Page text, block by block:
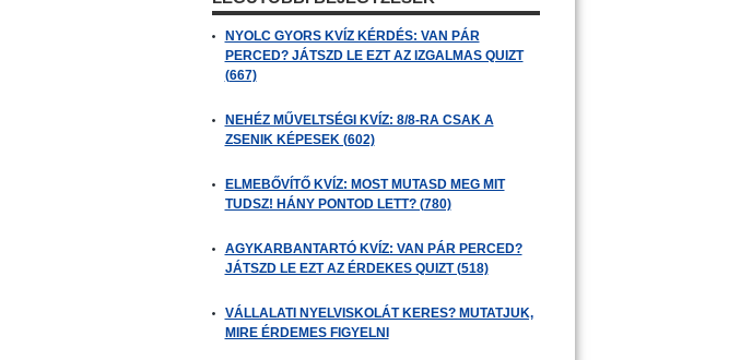
NYOLC GYORS KVÍZ KÉRDÉS: VAN PÁR
PERCED? JÁTSZD LE EZT AZ IZGALMAS QUIZT
(667)
NEHÉZ MŰVELTSÉGI KVÍZ: 8/8-RA CSAK A
ZSENIK KÉPESEK (602)
ELMEBŐVÍTŐ KVÍZ: MOST MUTASD MEG MIT
TUDSZ! HÁNY PONTOD LETT? (780)
AGYKARBANTARTÓ KVÍZ: VAN PÁR PERCED?
JÁTSZD LE EZT AZ ÉRDEKES QUIZT (518)
VÁLLALATI NYELVISKOLÁT KERES? MUTATJUK,
MIRE ÉRDEMES FIGYELNI